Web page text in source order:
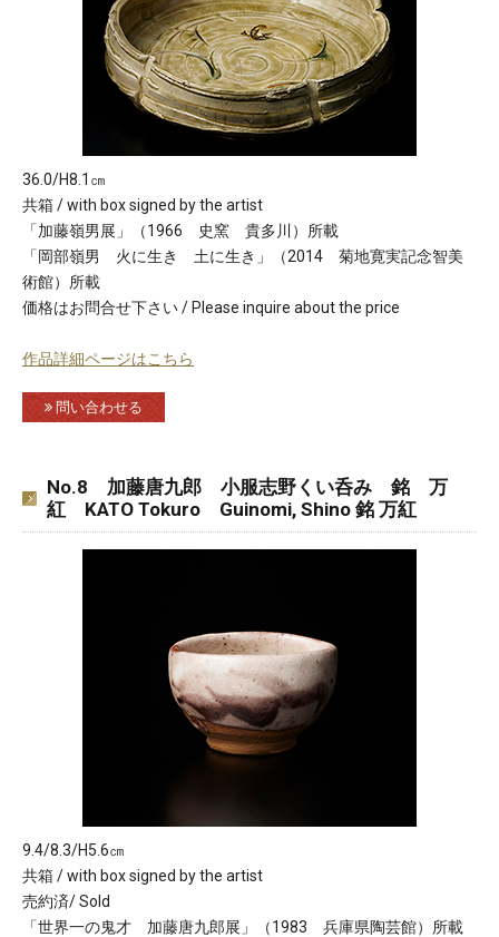
36.0/H8.1㎝
共箱 / with box signed by the artist
「加藤嶺男展」（1966 史窯 貴多川）所載
「岡部嶺男 火に生き 土に生き」（2014 菊地寛実記念智美
術館）所載
価格はお問合せ下さい / Please inquire about the price
作品詳細ページはこちら
問い合わせる
No.8 加藤唐九郎 小服志野くい呑み 銘 万
紅 KATO Tokuro Guinomi, Shino 銘 万紅
9.4/8.3/H5.6㎝
共箱 / with box signed by the artist
売約済/ Sold
「世界一の鬼才 加藤唐九郎展」（1983 兵庫県陶芸館）所載